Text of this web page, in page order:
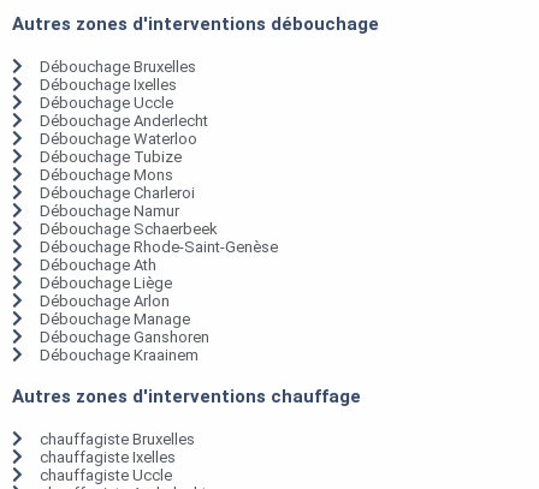
Autres zones d'interventions débouchage
Débouchage Bruxelles
Débouchage Ixelles
Débouchage Uccle
Débouchage Anderlecht
Débouchage Waterloo
Débouchage Tubize
Débouchage Mons
Débouchage Charleroi
Débouchage Namur
Débouchage Schaerbeek
Débouchage Rhode-Saint-Genèse
Débouchage Ath
Débouchage Liège
Débouchage Arlon
Débouchage Manage
Débouchage Ganshoren
Débouchage Kraainem
Autres zones d'interventions chauffage
chauffagiste Bruxelles
chauffagiste Ixelles
chauffagiste Uccle